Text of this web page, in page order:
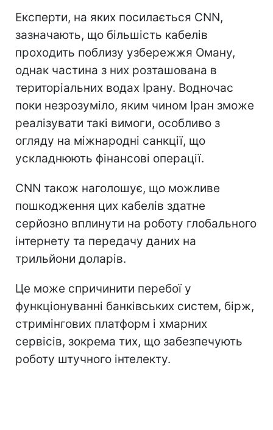
Експерти, на яких посилається CNN,
зазначають, що більшість кабелів
проходить поблизу узбережжя Оману,
однак частина з них розташована в
територіальних водах Ірану. Водночас
поки незрозуміло, яким чином Іран зможе
реалізувати такі вимоги, особливо з
огляду на міжнародні санкції, що
ускладнюють фінансові операції.
CNN також наголошує, що можливе
пошкодження цих кабелів здатне
серйозно вплинути на роботу глобального
інтернету та передачу даних на
трильйони доларів.
Це може спричинити перебої у
функціонуванні банківських систем, бірж,
стримінгових платформ і хмарних
сервісів, зокрема тих, що забезпечують
роботу штучного інтелекту.